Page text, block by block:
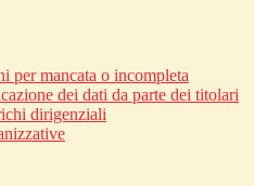
per mancata o incompleta
dei dati da parte dei titolari
dirigenziali